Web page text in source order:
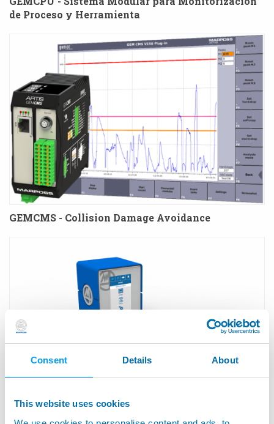
Consent Details About
This website uses cookies
de Proceso y Herramienta
GEMCMS - Collision Damage Avoidance
P1D AE - Sistema Simple de Control Acústico para